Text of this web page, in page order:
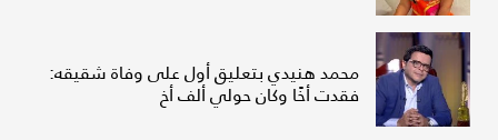
محمد هنيدي بتعليق أول على وفاة شقيقه:
فقدت أخًا وكان حولي ألف أخ